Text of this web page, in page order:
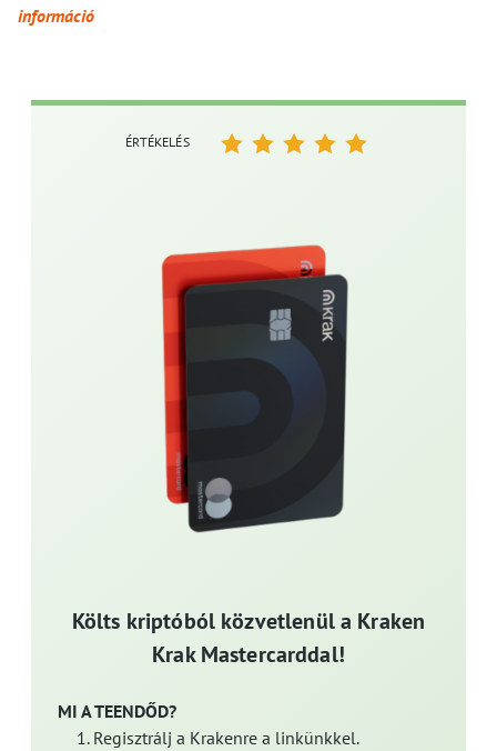
információ
Költs kriptóból közvetlenül a Kraken
Krak Mastercarddal!
MI A TEENDŐD?
Regisztrálj a Krakenre a linkünkkel.
ÉRTÉKELÉS